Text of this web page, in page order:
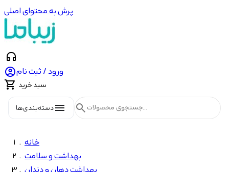
پرش به محتوای اصلی
headphones
ورود / ثبت نام
 سبد خرید
menuدسته‌بندی‌ها search
خانه
بهداشت و سلامت